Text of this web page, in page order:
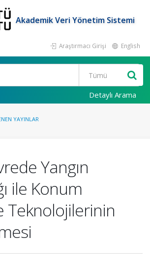
Akademik Veri Yönetim Sistemi
Araştırmacı Girişi English
Detaylı Arama
YAYINLAR
Yangın
ile Konum
Teknolojilerinin